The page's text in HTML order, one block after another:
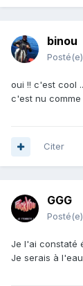
binou
Posté(e)
oui !! c'est cool
c'est nu
Citer
GGG
Posté(e)
Je l'ai constaté
Je serais à